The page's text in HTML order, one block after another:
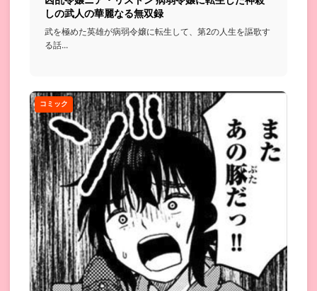
しの武人の華麗なる無双録
武を極めた英雄が病弱令嬢に転生して、第2の人生を謳歌す
る話...
コミック